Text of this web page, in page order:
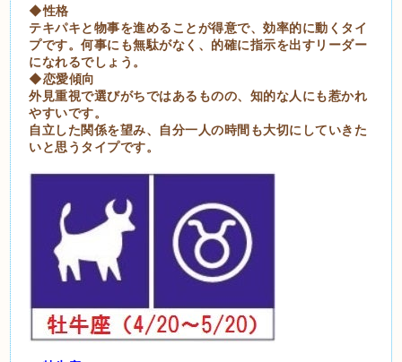
◆性格
テキパキと物事を進めることが得意で、効率的に動くタイ
プです。何事にも無駄がなく、的確に指示を出すリーダー
になれるでしょう。
◆恋愛傾向
外見重視で選びがちではあるものの、知的な人にも惹かれ
やすいです。
自立した関係を望み、自分一人の時間も大切にしていきた
いと思うタイプです。